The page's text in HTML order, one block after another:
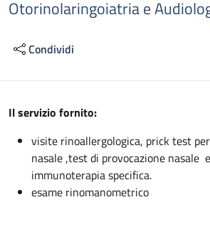
Otorinolaringoiatria e
Condividi
Descrizione
Il servizio fornito:
visite rinoallergologica, prick test
nasale ,test di provocazione nasale
immunoterapia specifica.
esame rinomanometrico